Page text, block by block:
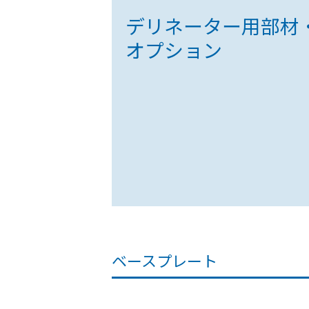
デリネーター用部材
オプション
ベースプレート